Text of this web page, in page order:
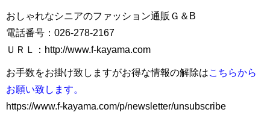
おしゃれなシニアのファッション通販Ｇ＆B
電話番号：026-278-2167
ＵＲＬ：http://www.f-kayama.com
お手数をお掛け致しますがお得な情報の解除はこちらから
お願い致します。
https://www.f-kayama.com/p/newsletter/unsubscribe